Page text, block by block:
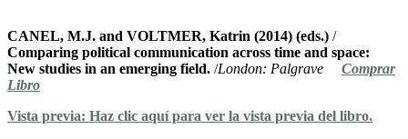
CANEL, M.J. and VOLTMER, Katrin (2014) (eds.) /
Comparing political communication across time and space:
New studies in an emerging field. /London: Palgrave Comprar
Libro
Vista previa: Haz clic aquí para ver la vista previa del libro.